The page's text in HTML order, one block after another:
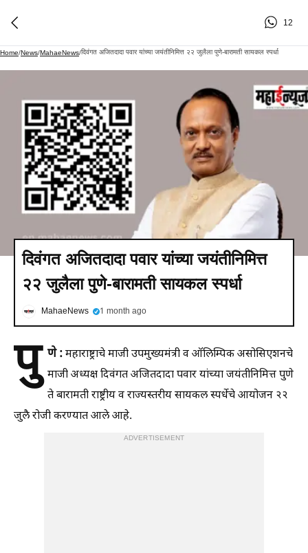
12
Home/News/MahaeNews/दिवंगत अजितदादा पवार यांच्या जयंतीनिमित्त २२ जुलैला पुणे-बारामती सायकल स्पर्धा
दिवंगत अजितदादा पवार यांच्या जयंतीनिमित्त
२२ जुलैला पुणे-बारामती सायकल स्पर्धा
MahaeNews 1 month ago
पु णे :महाराष्ट्राचे माजी उपमुख्यमंत्री व ऑलिम्पिक असोसिएशनचे
माजी अध्यक्ष दिवंगत अजितदादा पवार यांच्या जयंतीनिमित्त पुणे
ते बारामती राष्ट्रीय व राज्यस्तरीय सायकल स्पर्धेचे आयोजन २२
जुलै रोजी करण्यात आले आहे.
ADVERTISEMENT